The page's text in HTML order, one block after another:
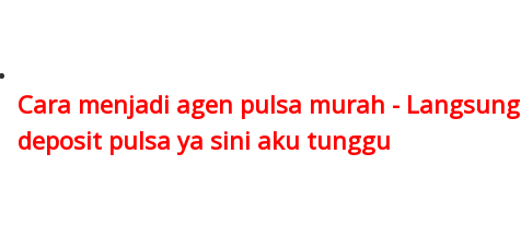
Cara menjadi agen pulsa murah - Langsung
deposit pulsa ya sini aku tunggu